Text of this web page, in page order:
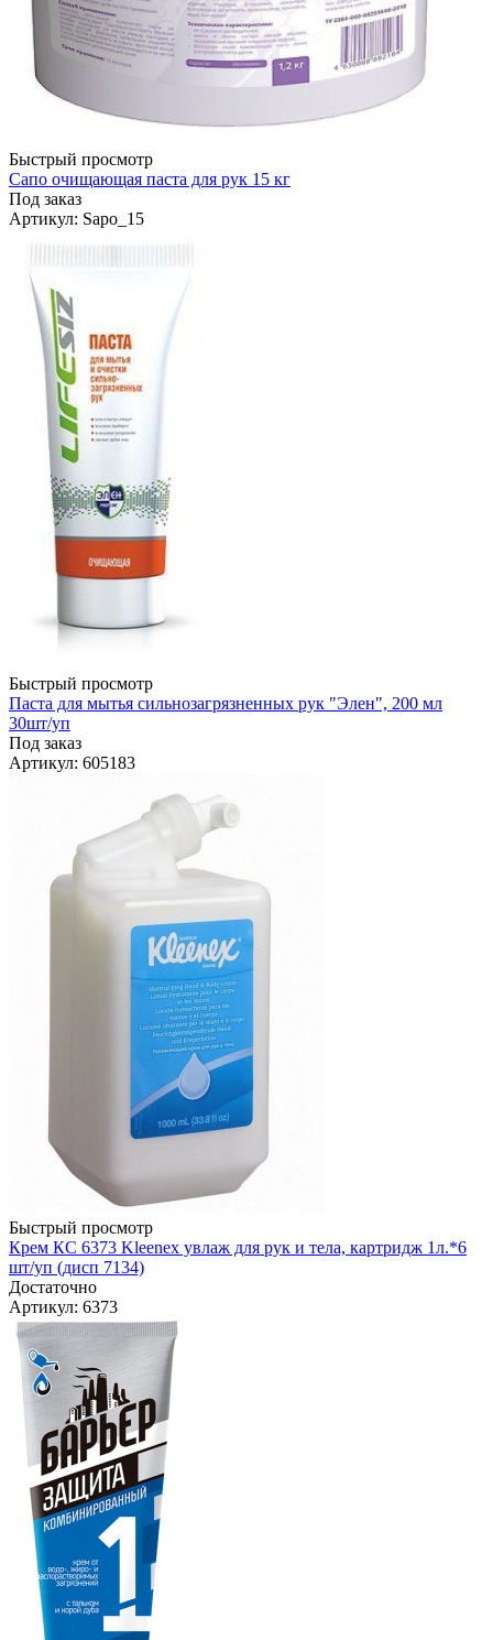
Быстрый просмотр
Сапо очищающая паста для рук 15 кг
Под заказ
Артикул: Sapo_15
Быстрый просмотр
Паста для мытья сильнозагрязненных рук "Элен", 200 мл
30шт/уп
Под заказ
Артикул: 605183
Быстрый просмотр
Крем КС 6373 Kleenex увлаж для рук и тела, картридж 1л.*6
шт/уп (дисп 7134)
Достаточно
Артикул: 6373